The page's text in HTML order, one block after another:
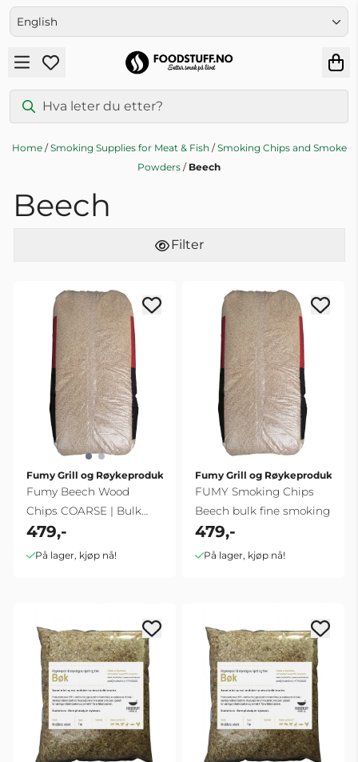
Skip to content
English
Home /Smoking Supplies for Meat & Fish /Smoking Chips and Smoke
Powders / Beech
Beech
Filter
Fumy Grill og Røykeprodukter
Fumy Beech Wood
Chips COARSE | Bulk
Sack
479,-
På lager, kjøp nå!
Fumy Grill og Røykeprodukter
FUMY Smoking Chips
Beech bulk fine smoking
479,-
På lager, kjøp nå!